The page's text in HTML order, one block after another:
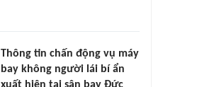
Thông tin chấn động vụ máy
bay không người lái bí ẩn